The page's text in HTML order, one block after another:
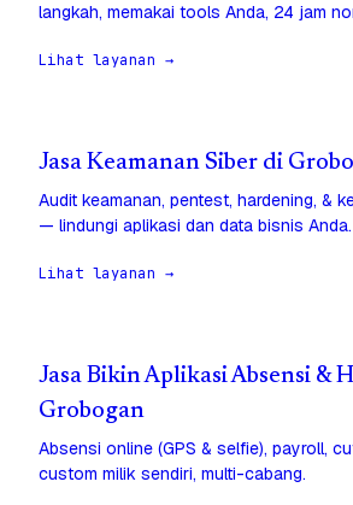
langkah, memakai tools Anda, 24 jam
Lihat layanan →
Jasa Keamanan Siber di
Audit keamanan, pentest, hardening, &
— lindungi aplikasi dan data bisnis Anda.
Lihat layanan →
Jasa Bikin Aplikasi Absensi &
Grobogan
Absensi online (GPS & selfie), payroll,
custom milik sendiri, multi-cabang.